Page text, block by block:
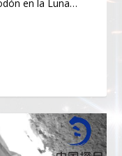
en la Luna…